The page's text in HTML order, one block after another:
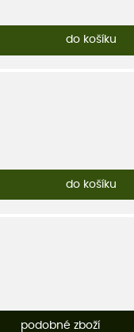
do košíku
do košíku
podobné zboží